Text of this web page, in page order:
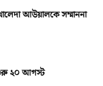
আউয়ালকে সম্মাননা
শুরু ২০ আগস্ট